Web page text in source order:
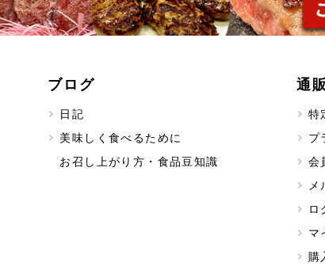
ブログ
日記
美味しく食べるために
お召し上がり方・食品豆知識
通
特
プ
会
メ
ロ
マ
購